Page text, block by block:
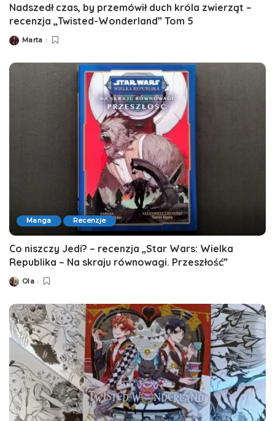
Nadszedł czas, by przemówił duch króla zwierząt –
recenzja „Twisted-Wonderland” Tom 5
Posted
Marta
Manga Recenzje
Co niszczy Jedi? – recenzja „Star Wars: Wielka
Republika – Na skraju równowagi. Przeszłość”
Posted
Ola